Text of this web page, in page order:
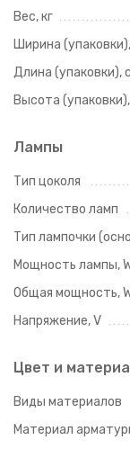
Вес, кг
Ширина
Длина (упаковки),
Высота
Лампы
Тип цоколя
Количество ламп
Тип лампочки
Мощность лампы,
Общая мощность,
Напряжение, V
Цвет и
Виды материалов
Материал